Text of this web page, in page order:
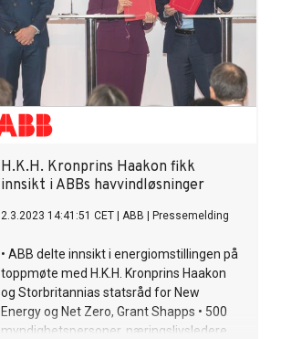
vifteapplikasjoner Kalkulatoren er en
enklere versjon av ABBs mer omfattende
energianalyse «Energy Efficiency Audit»
og er basert på samme algoritme
H.K.H. Kronprins Haakon fikk
innsikt i ABBs havvindløsninger
2.3.2023 14:41:51 CET ABB Pressemelding
• ABB delte innsikt i energiomstillingen på
toppmøte med H.K.H. Kronprins Haakon
og Storbritannias statsråd for New
Energy og Net Zero, Grant Shapps • 500
myndighetspersoner, næringslivsledere